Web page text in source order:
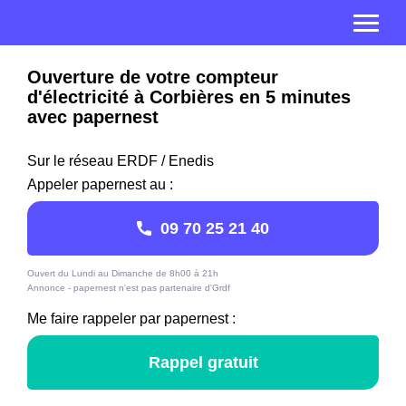
Ouverture de votre compteur
d'électricité à Corbières en 5 minutes
avec papernest
Sur le réseau ERDF / Enedis
Appeler papernest au :
09 70 25 21 40
Ouvert du Lundi au Dimanche de 8h00 à 21h
Annonce - papernest n'est pas partenaire d'Grdf
Me faire rappeler par papernest :
Rappel gratuit